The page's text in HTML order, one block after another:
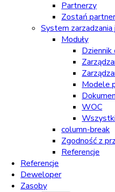
Partnerzy
Zostań
System zarzadzania
Moduły
Dziennik
Modele
WOC
column-break
Zgodność z
Referencje
Referencje
Deweloper
Zasoby